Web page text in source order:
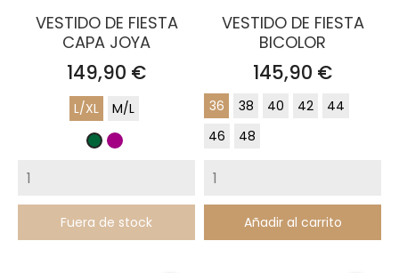
VESTIDO DE FIESTA
CAPA JOYA
Precio
149,90 €
L/XL
M/L
VerdeBuganvilla
Fuera de stock
VESTIDO DE FIESTA
BICOLOR
Precio
145,90 €
36 38 40 42
44
46
48
Añadir al carrito